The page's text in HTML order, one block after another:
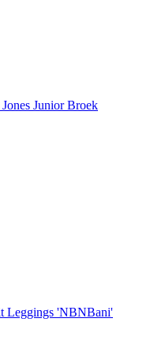
Junior Broek
Leggings 'NBNBani'